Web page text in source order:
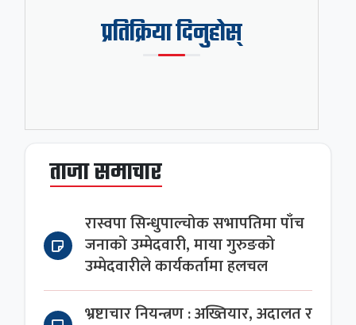
प्रतिक्रिया दिनुहोस्
ताजा समाचार
रास्वपा सिन्धुपाल्चोक सभापतिमा पाँच
जनाको उम्मेदवारी, माया गुरुङको
उम्मेदवारीले कार्यकर्तामा हलचल
भ्रष्टाचार नियन्त्रण : अख्तियार, अदालत र